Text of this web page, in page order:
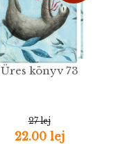
Üres könyv 73
27 lej
22.00 lej